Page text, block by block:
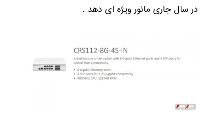
در سال جاری مانور ویژه ای دهد .